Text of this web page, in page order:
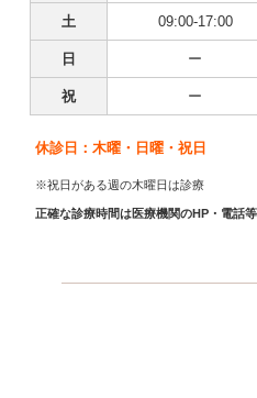
土 09:00-17:00
日 ー
祝 ー
休診日：木曜・日曜・祝日
※祝日がある週の木曜日は診療
正確な診療時間は医療機関のHP・電話